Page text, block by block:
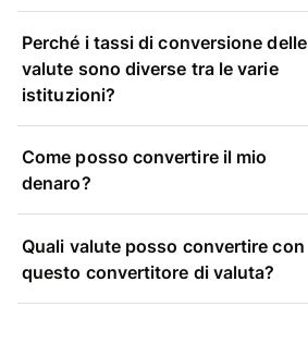
Perché i tassi di conversione delle
valute sono diverse tra le varie
istituzioni?
Come posso convertire il mio
denaro?
Quali valute posso convertire con
questo convertitore di valuta?